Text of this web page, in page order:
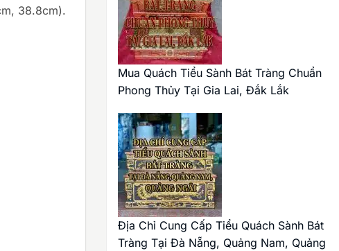
38.8cm).
Mua Quách Tiểu Sành Bát Tràng Chuẩn
Phong Thủy Tại Gia Lai, Đắk Lắk
Địa Chỉ Cung Cấp Tiểu Quách Sành Bát
Tràng Tại Đà Nẵng, Quảng Nam, Quảng